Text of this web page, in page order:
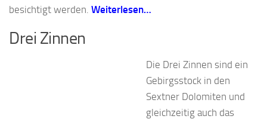
besichtigt werden. Weiterlesen…
Drei Zinnen
Die Drei Zinnen sind ein
Gebirgsstock in den
Sextner Dolomiten und
gleichzeitig auch das